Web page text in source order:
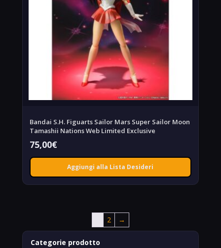
Bandai S.H. Figuarts Sailor Mars Super Sailor Moon
Tamashii Nations Web Limited Exclusive
75,00€
Aggiungi alla Lista Desideri
2 →
Categorie prodotto